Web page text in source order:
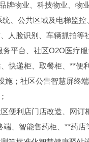
牌物业、科技物业、物
、公共区域及电梯监控
人脸识别、车辆抓拍等
平台、社区O2O医疗
快递柜、取餐柜、**便
施；社区公告智慧屏终
便利店门店改造、网订
端、智能售药柜、**药